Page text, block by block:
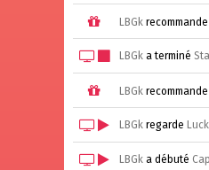
LBGk recommande
LBGk a terminé
LBGk recommande
LBGk regarde
LBGk a débuté